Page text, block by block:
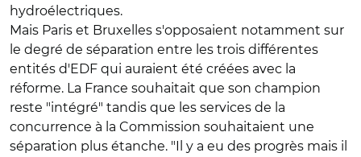
hydroélectriques.
Mais Paris et Bruxelles s'opposaient notamment sur
le degré de séparation entre les trois différentes
entités d'EDF qui auraient été créées avec la
réforme. La France souhaitait que son champion
reste "intégré" tandis que les services de la
concurrence à la Commission souhaitaient une
séparation plus étanche. "Il y a eu des progrès mais il